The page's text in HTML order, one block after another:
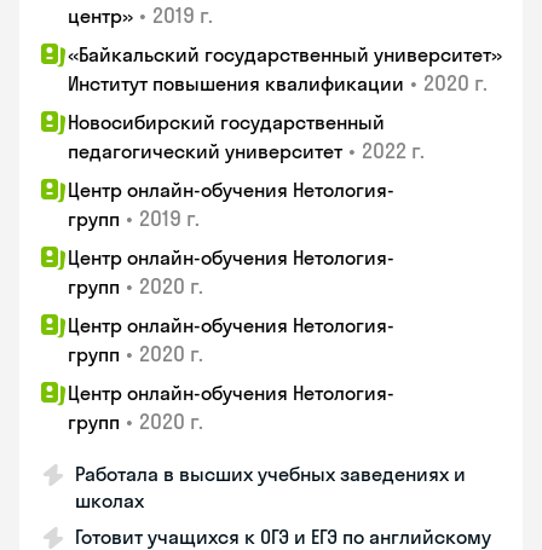
центр» • 2019 г.
«Байкальский государственный университет»
Институт повышения квалификации • 2020 г.
Новосибирский государственный
педагогический университет • 2022 г.
Центр онлайн-обучения Нетология-
групп • 2019 г.
Центр онлайн-обучения Нетология-
групп • 2020 г.
Центр онлайн-обучения Нетология-
групп • 2020 г.
Центр онлайн-обучения Нетология-
групп • 2020 г.
Работала в высших учебных заведениях и
школах
Готовит учащихся к ОГЭ и ЕГЭ по английскому